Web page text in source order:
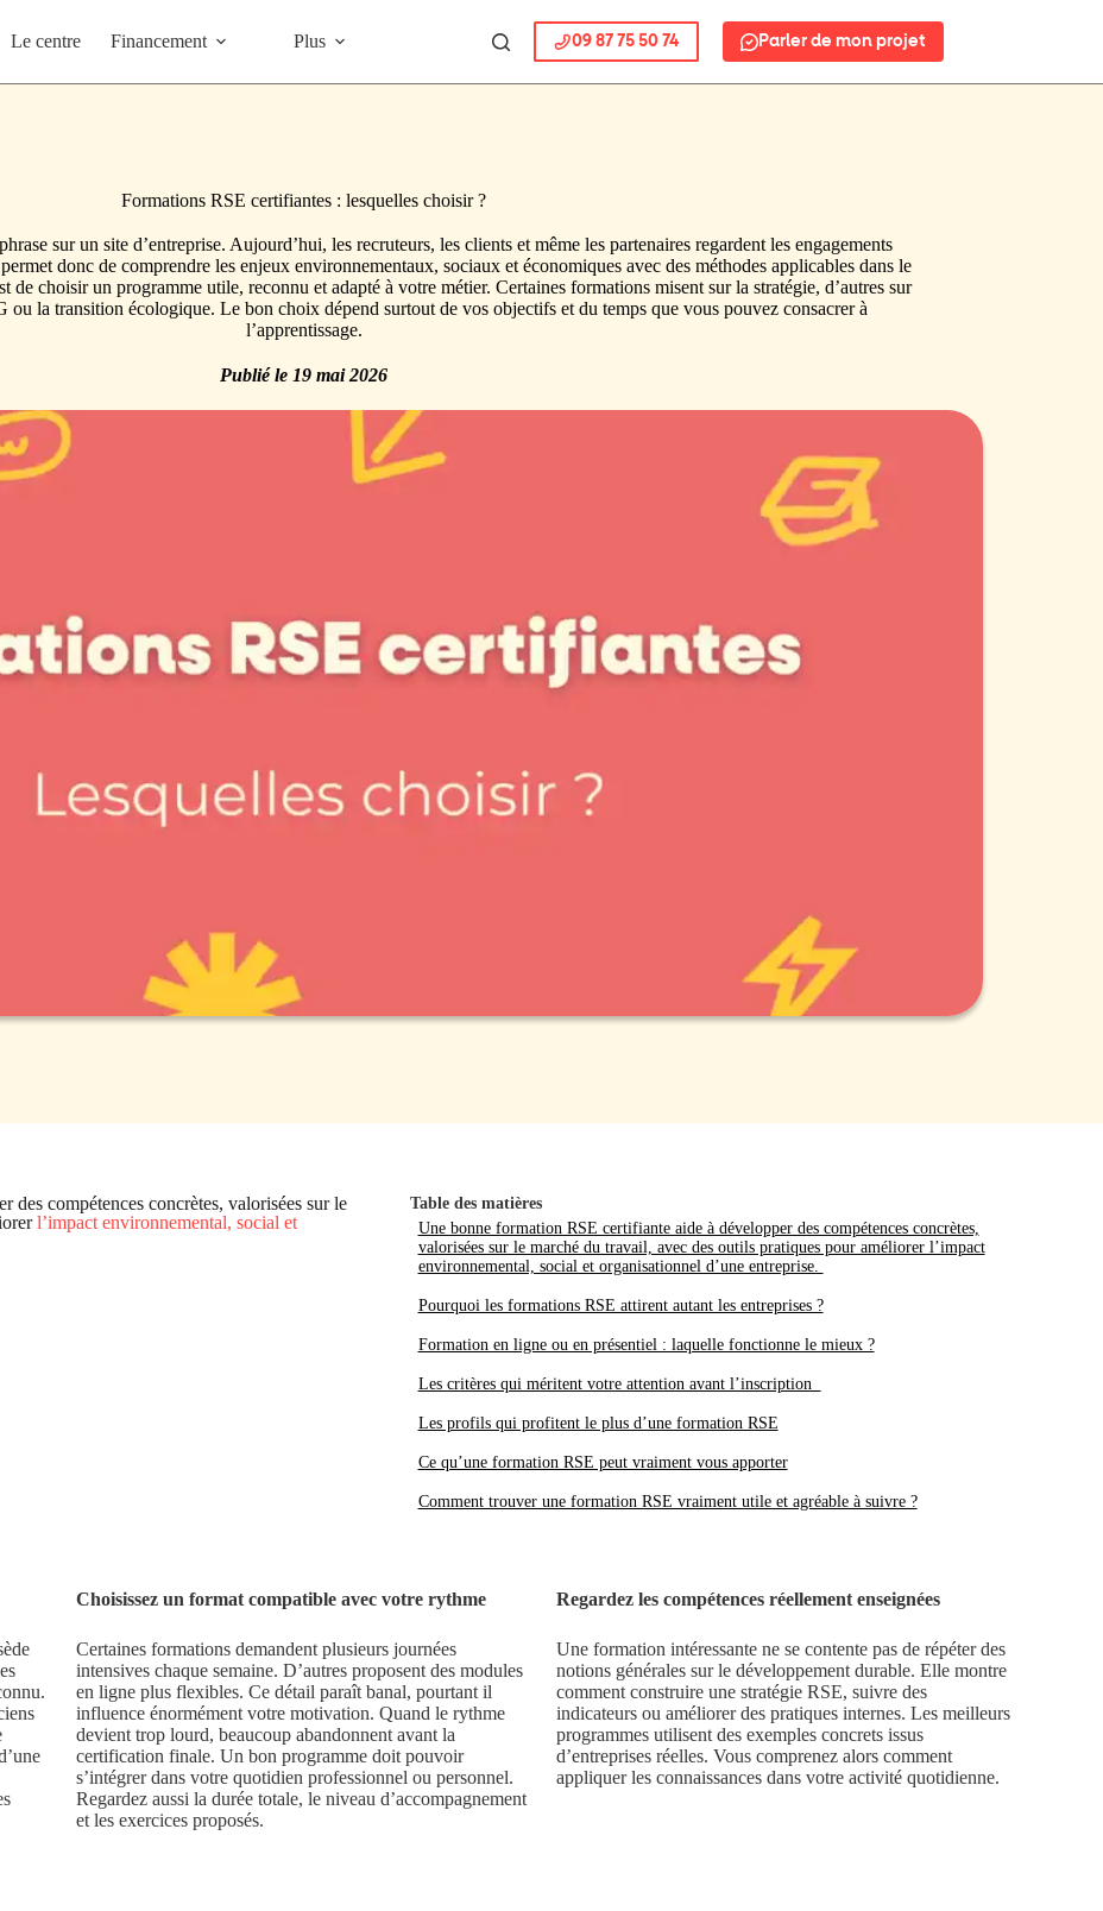
Le centre Financement Plus 09 87 75 50 74 Parler de mon projet
Formations RSE certifiantes : lesquelles choisir ?
sur un site d’entreprise. Aujourd’hui, les recruteurs, les clients et même les partenaires regardent les engagements
donc de comprendre les enjeux environnementaux, sociaux et économiques avec des méthodes applicables dans le
de choisir un programme utile, reconnu et adapté à votre métier. Certaines formations misent sur la stratégie, d’autres sur
ou la transition écologique. Le bon choix dépend surtout de vos objectifs et du temps que vous pouvez consacrer à
l’apprentissage.
Publié le 19 mai 2026
compétences concrètes, valorisées sur le
l’impact environnemental, social et
Table des matières
Une bonne formation RSE certifiante aide à développer des compétences concrètes,
valorisées sur le marché du travail, avec des outils pratiques pour améliorer l’impact
environnemental, social et organisationnel d’une entreprise.
Pourquoi les formations RSE attirent autant les entreprises ?
Formation en ligne ou en présentiel : laquelle fonctionne le mieux ?
Les critères qui méritent votre attention avant l’inscription
Les profils qui profitent le plus d’une formation RSE
Ce qu’une formation RSE peut vraiment vous apporter
Comment trouver une formation RSE vraiment utile et agréable à suivre ?
Choisissez un format compatible avec votre rythme
Certaines formations demandent plusieurs journées
intensives chaque semaine. D’autres proposent des modules
en ligne plus flexibles. Ce détail paraît banal, pourtant il
influence énormément votre motivation. Quand le rythme
devient trop lourd, beaucoup abandonnent avant la
certification finale. Un bon programme doit pouvoir
s’intégrer dans votre quotidien professionnel ou personnel.
Regardez aussi la durée totale, le niveau d’accompagnement
et les exercices proposés.
Regardez les compétences réellement enseignées
Une formation intéressante ne se contente pas de répéter des
notions générales sur le développement durable. Elle montre
comment construire une stratégie RSE, suivre des
indicateurs ou améliorer des pratiques internes. Les meilleurs
programmes utilisent des exemples concrets issus
d’entreprises réelles. Vous comprenez alors comment
appliquer les connaissances dans votre activité quotidienne.